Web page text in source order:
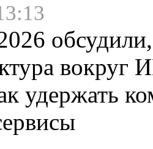
вокруг
удержать